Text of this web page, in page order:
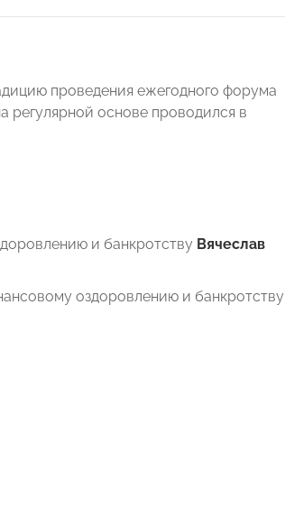
проведения ежегодного форума
основе проводился в
и банкротству Вячеслав
оздоровлению и банкротству